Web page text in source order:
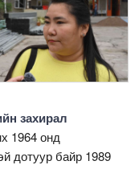
захирал
1964 онд
дотуур байр 1989